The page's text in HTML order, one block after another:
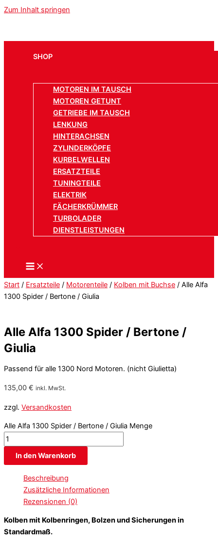
Zum Inhalt springen
SHOP
MOTOREN IM TAUSCH
MOTOREN GETUNT
GETRIEBE IM TAUSCH
LENKUNG
HINTERACHSEN
ZYLINDERKÖPFE
KURBELWELLEN
ERSATZTEILE
TUNINGTEILE
ELEKTRIK
FÄCHERKRÜMMER
TURBOLADER
DIENSTLEISTUNGEN
Start / Ersatzteile / Motorenteile / Kolben mit Buchse / Alle Alfa
1300 Spider / Bertone / Giulia
Alle Alfa 1300 Spider / Bertone /
Giulia
Passend für alle 1300 Nord Motoren. (nicht Giulietta)
135,00 € inkl. MwSt.
zzgl. Versandkosten
Alle Alfa 1300 Spider / Bertone / Giulia Menge
In den Warenkorb
Beschreibung
Zusätzliche Informationen
Rezensionen (0)
Kolben mit Kolbenringen, Bolzen und Sicherungen in
Standardmaß.